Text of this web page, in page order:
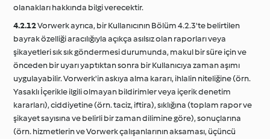
olanakları hakkında bilgi verecektir.
4.2.12Vorwerk ayrıca, bir Kullanıcının Bölüm 4.2.3'te belirtilen
bayrak özelliği aracılığıyla açıkça asılsız olan raporları veya
şikayetleri sık sık göndermesi durumunda, makul bir süre için ve
önceden bir uyarı yaptıktan sonra bir Kullanıcıya zaman aşımı
uygulayabilir. Vorwerk'in askıya alma kararı, ihlalin niteliğine (örn.
Yasaklı İçerikle ilgili olmayan bildirimler veya içerik denetim
kararları), ciddiyetine (örn. taciz, iftira), sıklığına (toplam rapor ve
şikayet sayısına ve belirli bir zaman dilimine göre), sonuçlarına
(örn. hizmetlerin ve Vorwerk çalışanlarının aksaması, üçüncü